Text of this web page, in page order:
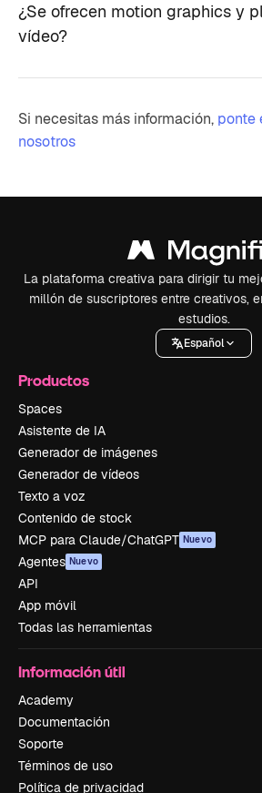
¿Se ofrecen motion graphics y
vídeo?
Si necesitas más información, ponte
nosotros
La plataforma creativa para dirigir tu
millón de suscriptores entre creativos,
estudios.
Español
Productos
Spaces
Asistente de IA
Generador de imágenes
Generador de vídeos
Texto a voz
Contenido de stock
MCP para Claude/ChatGPT Nuevo
Agentes Nuevo
API
App móvil
Todas las herramientas
Información útil
Academy
Documentación
Soporte
Términos de uso
Política de privacidad